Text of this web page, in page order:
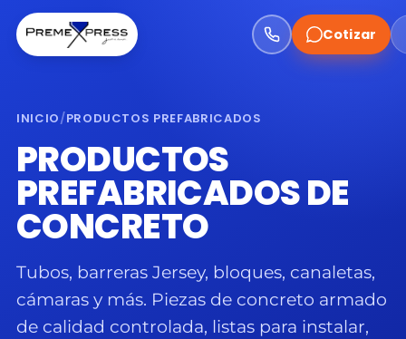
Cotizar
INICIO/PRODUCTOS PREFABRICADOS
PRODUCTOS
PREFABRICADOS DE
CONCRETO
Tubos, barreras Jersey, bloques, canaletas,
cámaras y más. Piezas de concreto armado
de calidad controlada, listas para instalar,